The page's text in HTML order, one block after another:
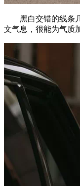
黑白交错的线条几
文气息，很能为气质